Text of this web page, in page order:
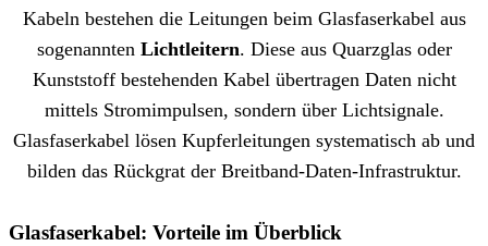
Kabeln bestehen die Leitungen beim Glasfaserkabel aus
sogenannten Lichtleitern. Diese aus Quarzglas oder
Kunststoff bestehenden Kabel übertragen Daten nicht
mittels Stromimpulsen, sondern über Lichtsignale.
Glasfaserkabel lösen Kupferleitungen systematisch ab und
bilden das Rückgrat der Breitband-Daten-Infrastruktur.
Glasfaserkabel: Vorteile im Überblick